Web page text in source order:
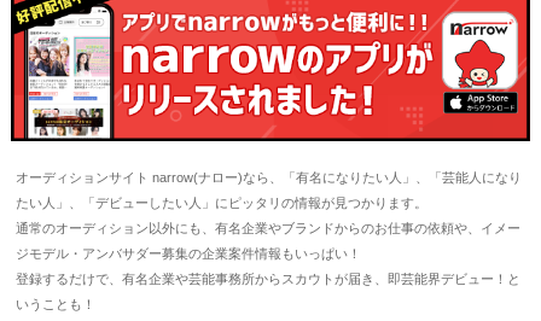
オーディションサイト narrow(ナロー)なら、「有名になりたい人」、「芸能人になり
たい人」、「デビューしたい人」にピッタリの情報が見つかります。
通常のオーディション以外にも、有名企業やブランドからのお仕事の依頼や、イメー
ジモデル・アンバサダー募集の企業案件情報もいっぱい！
登録するだけで、有名企業や芸能事務所からスカウトが届き、即芸能界デビュー！と
いうことも！